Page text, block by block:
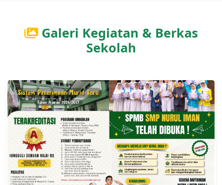
Galeri Kegiatan & Berkas
Sekolah